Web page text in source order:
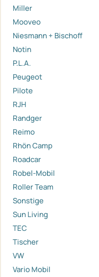
Miller
Mooveo
Niesmann + Bischoff
Notin
P.L.A.
Peugeot
Pilote
RJH
Randger
Reimo
Rhön Camp
Roadcar
Robel-Mobil
Roller Team
Sonstige
Sun Living
TEC
Tischer
VW
Vario Mobil